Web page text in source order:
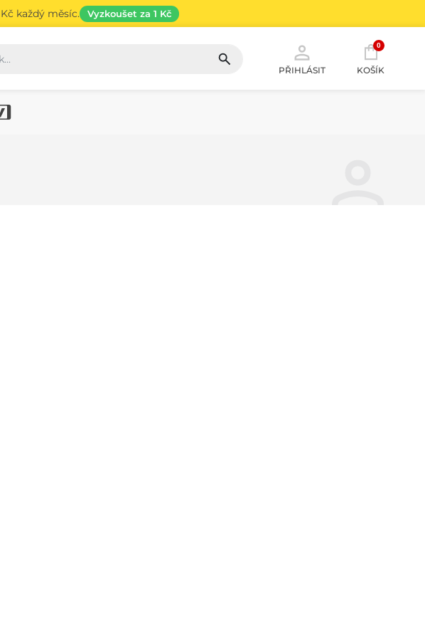
každý měsíc. Vyzkoušet za 1 Kč
PŘIHLÁSIT
0
KOŠÍK